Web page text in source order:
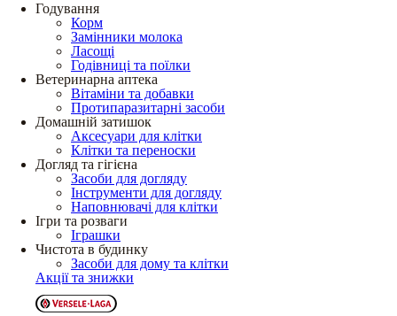
Годування
Корм
Замінники молока
Ласощі
Годівниці та поїлки
Ветеринарна аптека
Вітаміни та добавки
Протипаразитарні засоби
Домашній затишок
Аксесуари для клітки
Клітки та переноски
Догляд та гігієна
Засоби для догляду
Інструменти для догляду
Наповнювачі для клітки
Ігри та розваги
Іграшки
Чистота в будинку
Засоби для дому та клітки
Акції та знижки